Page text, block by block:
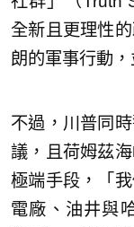
全新且更理性
朗的軍事行動
不過，川普同
議，且荷姆茲
極端手段，「
電廠、油井與